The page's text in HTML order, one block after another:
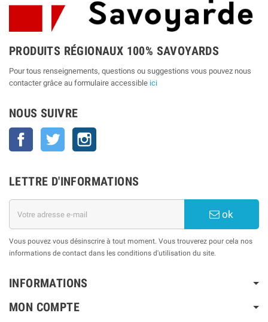
PRODUITS RÉGIONAUX 100% SAVOYARDS
Pour tous renseignements, questions ou suggestions vous pouvez nous
contacter grâce au formulaire accessible ici
NOUS SUIVRE
Facebook Twitter
LETTRE D'INFORMATIONS
ok
Vous pouvez vous désinscrire à tout moment. Vous trouverez pour cela nos
informations de contact dans les conditions d'utilisation du site.
INFORMATIONS
MON COMPTE